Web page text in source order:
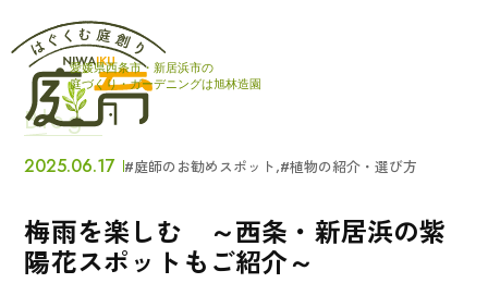
愛媛県西条市・新居浜市の
庭づくり・ガーデニングは旭林造園
庭をつくる
庭をはぐくむ 庭づくりブ
施工実績 採用情報
Blog
2025.06.17 #庭師のお勧めスポット,#植物の紹介・選び方
梅雨を楽しむ ～西条・新居浜の紫
陽花スポットもご紹介～